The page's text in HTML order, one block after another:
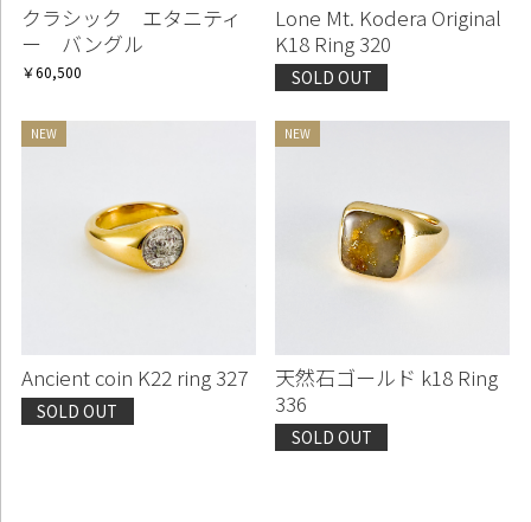
クラシック エタニティ
ー バングル
￥60,500
Lone Mt. Kodera Original
K18 Ring 320
SOLD OUT
Ancient coin K22 ring 327
SOLD OUT
天然石ゴールド k18 Ring
336
SOLD OUT